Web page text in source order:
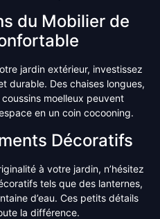
du Mobilier de
jardin extérieur, investissez
durable. Des chaises longues,
moelleux peuvent
en un coin cocooning.
Décoratifs
à votre jardin, n’hésitez
tels que des lanternes,
d’eau. Ces petits détails
la différence.